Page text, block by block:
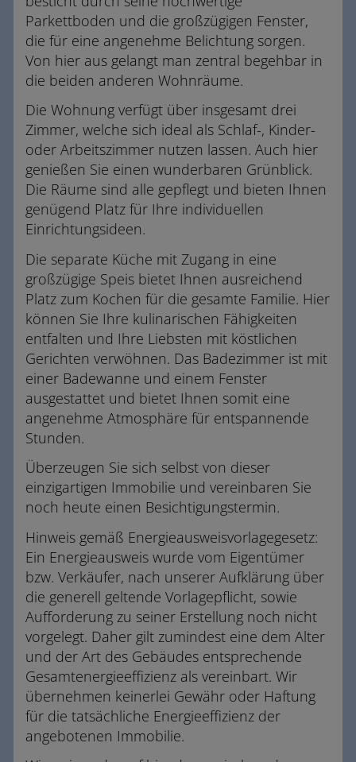
Parkettboden und die großzügigen Fenster,
die für eine angenehme Belichtung sorgen.
Von hier aus gelangt man zentral begehbar in
die beiden anderen Wohnräume.
Die Wohnung verfügt über insgesamt drei
Zimmer, welche sich ideal als Schlaf-, Kinder-
oder Arbeitszimmer nutzen lassen. Auch hier
genießen Sie einen wunderbaren Grünblick.
Die Räume sind alle gepflegt und bieten Ihnen
genügend Platz für Ihre individuellen
Einrichtungsideen.
Die separate Küche mit Zugang in eine
großzügige Speis bietet Ihnen ausreichend
Platz zum Kochen für die gesamte Familie. Hier
können Sie Ihre kulinarischen Fähigkeiten
entfalten und Ihre Liebsten mit köstlichen
Gerichten verwöhnen. Das Badezimmer ist mit
einer Badewanne und einem Fenster
ausgestattet und bietet Ihnen somit eine
angenehme Atmosphäre für entspannende
Stunden.
Überzeugen Sie sich selbst von dieser
einzigartigen Immobilie und vereinbaren Sie
noch heute einen Besichtigungstermin.
Hinweis gemäß Energieausweisvorlagegesetz:
Ein Energieausweis wurde vom Eigentümer
bzw. Verkäufer, nach unserer Aufklärung über
die generell geltende Vorlagepflicht, sowie
Aufforderung zu seiner Erstellung noch nicht
vorgelegt. Daher gilt zumindest eine dem Alter
und der Art des Gebäudes entsprechende
Gesamtenergieeffizienz als vereinbart. Wir
übernehmen keinerlei Gewähr oder Haftung
für die tatsächliche Energieeffizienz der
angebotenen Immobilie.